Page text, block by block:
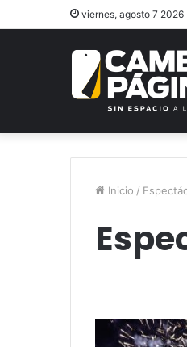
viernes, agosto 7 2026
Inicio /